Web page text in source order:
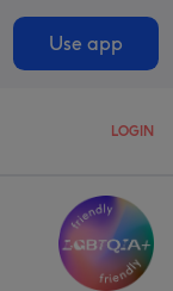
Use app
LOGIN